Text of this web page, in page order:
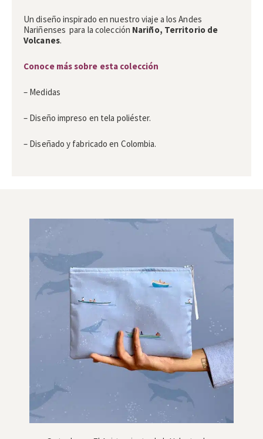
Un diseño inspirado en nuestro viaje a los Andes
Nariñenses para la colección Nariño, Territorio de
Volcanes.
Conoce más sobre esta colección
– Medidas
– Diseño impreso en tela poliéster.
– Diseñado y fabricado en Colombia.